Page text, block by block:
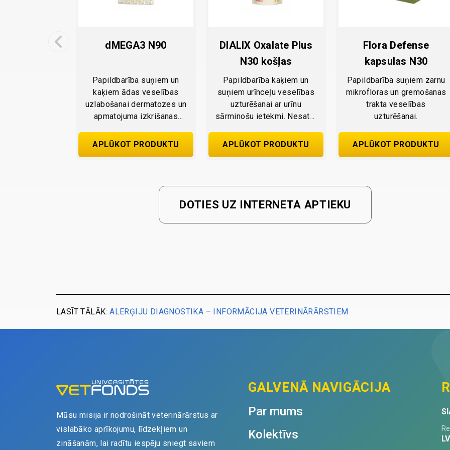
dMEGA3 N90
Papildbarība suņiem un
kaķiem ādas veselības
uzlabošanai dermatozes un
apmatojuma izkrišanas
APLŪKOT PRODUKTU
DIALIX Oxalate Plus
N30 košļas
Papildbarība kaķiem un
suņiem urīnceļu veselības
uzturēšanai ar urīnu
sārminošu ietekmi. Nesatur
sastāvdaļas.
APLŪKOT PRODUKTU
Flora Defense
kapsulas N30
Papildbarība suņiem zarnu
mikrofloras un gremošanas
trakta veselības
uzturēšanai.
APLŪKOT PRODUKTU
DOTIES UZ INTERNETA APTIEKU
LASĪT TĀLĀK:ALERĢIJU DIAGNOSTIKA – INFORMĀCIJA VETERINĀRĀRSTIEM
Mūsu misija ir nodrošināt veterinārārstus ar
vislabāko aprīkojumu, līdzekļiem un
zināšanām, lai radītu iespēju sniegt saviem
GALVENĀ NAVIGĀCIJA
Par mums
Kolektīvs